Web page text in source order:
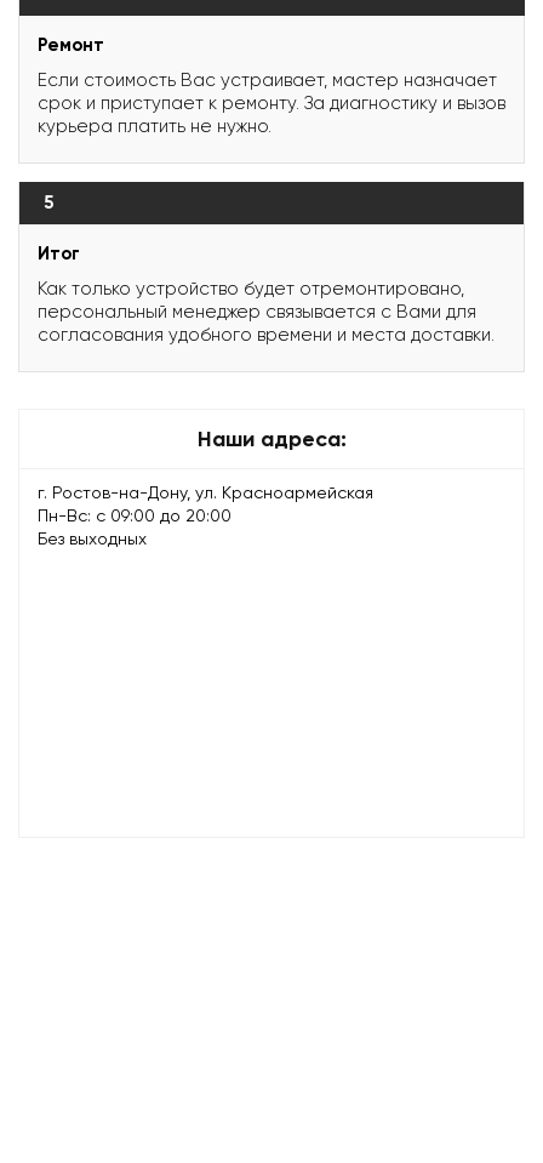
Ремонт
Если стоимость Вас устраивает, мастер назначает
срок и приступает к ремонту. За диагностику и вызов
курьера платить не нужно.
5
Итог
Как только устройство будет отремонтировано,
персональный менеджер связывается с Вами для
согласования удобного времени и места доставки.
Наши адреса:
г. Ростов-на-Дону, ул. Красноармейская
Пн-Вс: с 09:00 до 20:00
Без выходных